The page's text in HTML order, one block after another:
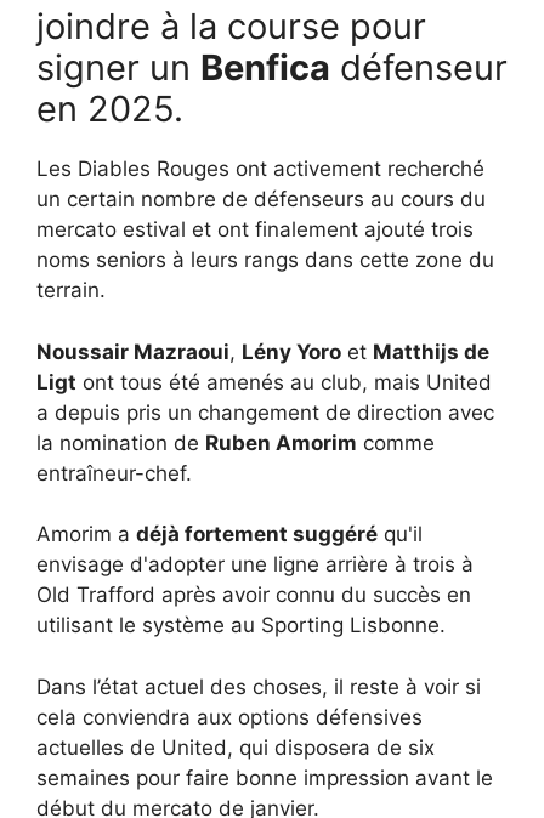
joindre à la course pour
signer un Benfica défenseur
en 2025.
Les Diables Rouges ont activement recherché
un certain nombre de défenseurs au cours du
mercato estival et ont finalement ajouté trois
noms seniors à leurs rangs dans cette zone du
terrain.
Noussair Mazraoui, Lény Yoro et Matthijs de
Ligt ont tous été amenés au club, mais United
a depuis pris un changement de direction avec
la nomination de Ruben Amorim comme
entraîneur-chef.
Amorim a déjà fortement suggéré qu'il
envisage d'adopter une ligne arrière à trois à
Old Trafford après avoir connu du succès en
utilisant le système au Sporting Lisbonne.
Dans l’état actuel des choses, il reste à voir si
cela conviendra aux options défensives
actuelles de United, qui disposera de six
semaines pour faire bonne impression avant le
début du mercato de janvier.